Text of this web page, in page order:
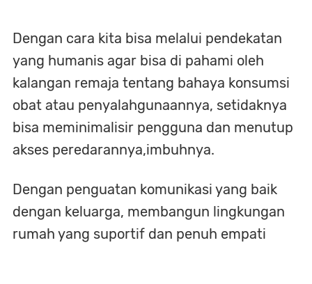
Dengan cara kita bisa melalui pendekatan
yang humanis agar bisa di pahami oleh
kalangan remaja tentang bahaya konsumsi
obat atau penyalahgunaannya, setidaknya
bisa meminimalisir pengguna dan menutup
akses peredarannya,imbuhnya.
Dengan penguatan komunikasi yang baik
dengan keluarga, membangun lingkungan
rumah yang suportif dan penuh empati